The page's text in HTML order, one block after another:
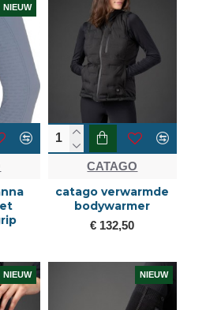
NIEUW
CATAGO
catago verwarmde
bodywarmer
€ 132,50
NIEUW NIEUW